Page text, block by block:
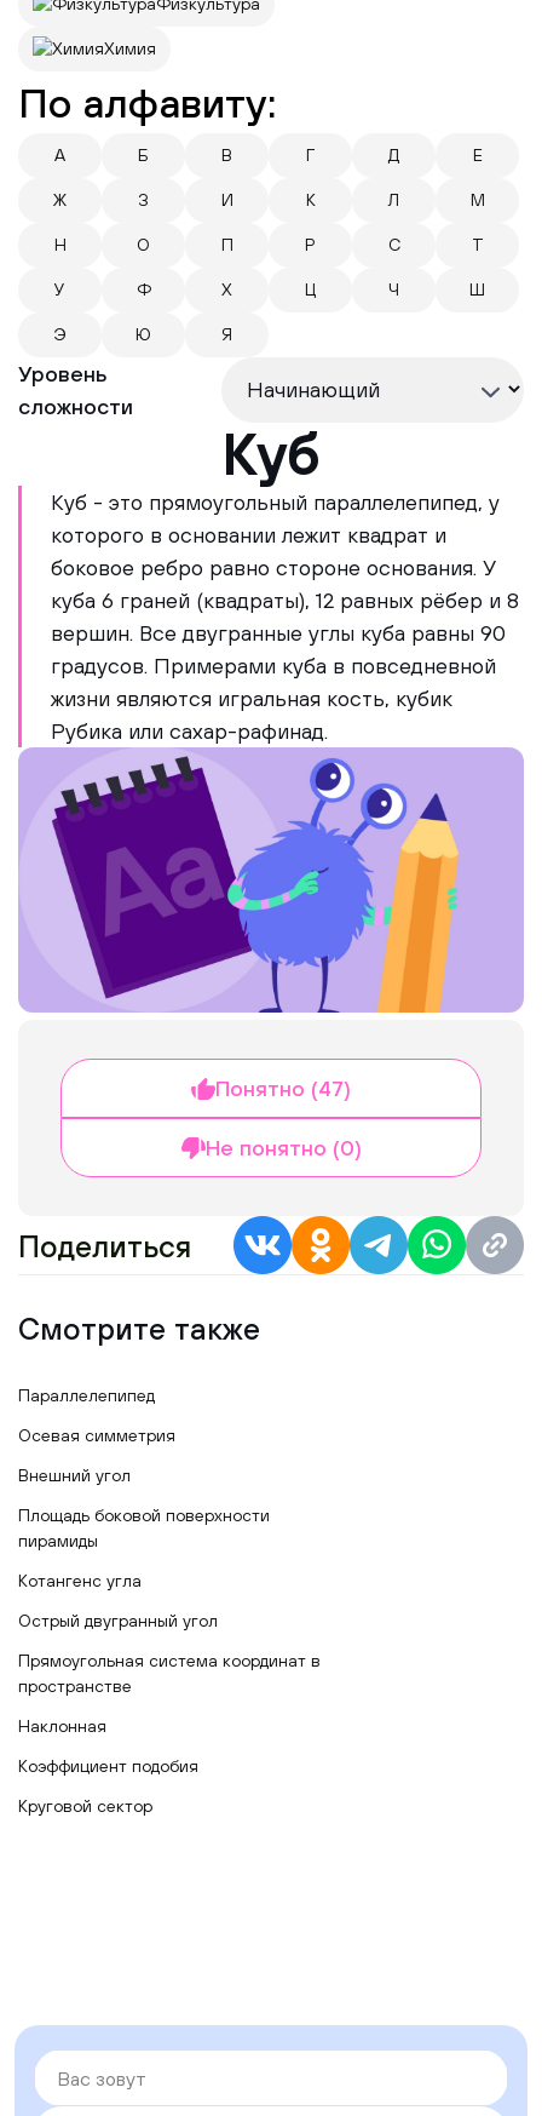
Химия
По алфавиту:
А Б В Г Д Е
Ж З И К Л М
Н О П Р С Т
У Ф Х Ц Ч Ш
Э Ю Я
Уровень
сложности
Куб
Куб - это прямоугольный параллелепипед, у
которого в основании лежит квадрат и
боковое ребро равно стороне основания. У
куба 6 граней (квадраты), 12 равных рёбер и 8
вершин. Все двугранные углы куба равны 90
градусов. Примерами куба в повседневной
жизни являются игральная кость, кубик
Рубика или сахар-рафинад.
Понятно (47)
Не понятно (0)
Поделиться
Смотрите также
Параллелепипед
Осевая симметрия
Внешний угол
Площадь боковой поверхности
пирамиды
Котангенс угла
Острый двугранный угол
Прямоугольная система координат в
пространстве
Наклонная
Коэффициент подобия
Круговой сектор